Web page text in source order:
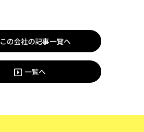
この会社の記事一覧へ
一覧へ